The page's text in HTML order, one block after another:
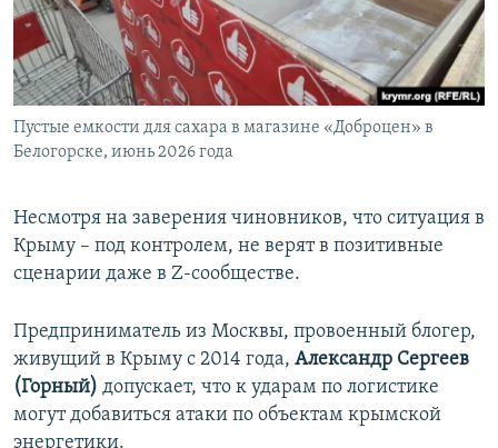
Пустые емкости для сахара в магазине «Доброцен» в
Белогорске, июнь 2026 года
Несмотря на заверения чиновников, что ситуация в
Крыму – под контролем, не верят в позитивные
сценарии даже в Z-сообществе.
Предприниматель из Москвы, провоенный блогер,
живущий в Крыму с 2014 года, Александр Сергеев
(Горный) допускает, что к ударам по логистике
могут добавиться атаки по объектам крымской
энергетики.